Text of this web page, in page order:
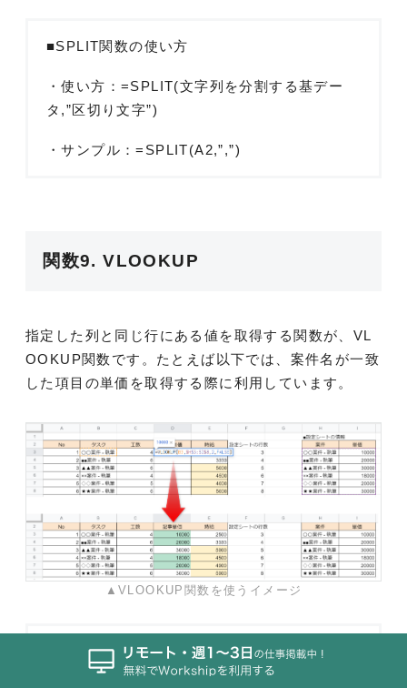
■SPLIT関数の使い方
・使い方：=SPLIT(文字列を分割する基デー
タ,”区切り文字”)
・サンプル：=SPLIT(A2,”,”)
関数9. VLOOKUP
指定した列と同じ行にある値を取得する関数が、VL
OOKUP関数です。たとえば以下では、案件名が一致
した項目の単価を取得する際に利用しています。
▲VLOOKUP関数を使うイメージ
■VLOOKUP関数の使い方